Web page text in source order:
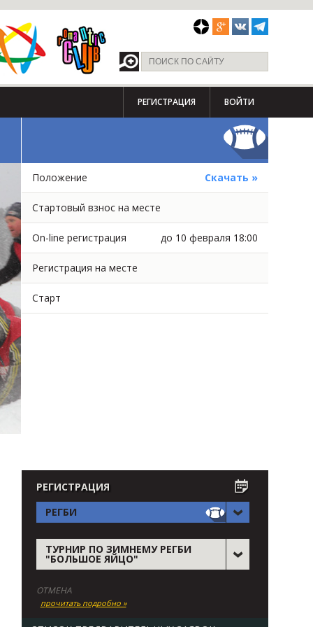
РЕГИСТРАЦИЯ ВОЙТИ
Положение Скачать »
Стартовый взнос на месте
On-line регистрация до 10 февраля 18:00
Регистрация на месте
Старт
РЕГИСТРАЦИЯ
РЕГБИ
ТУРНИР ПО ЗИМНЕМУ РЕГБИ
"БОЛЬШОЕ ЯЙЦО"
ОТМЕНА
прочитать подробно »